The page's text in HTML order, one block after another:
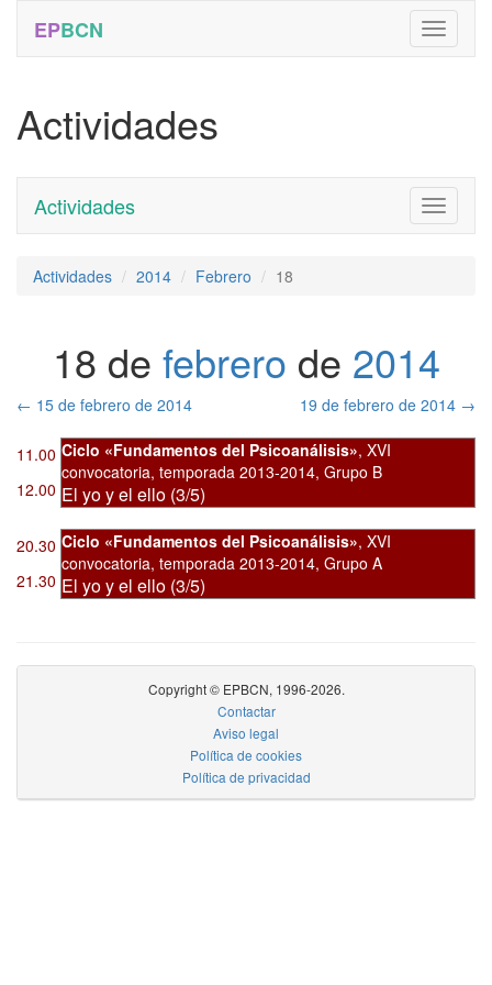
EPBCN
Actividades
Toggle
Actividades
Actividades 2014 Febrero 18
18 de febrero de 2014
← 15 de febrero de 2014 19 de febrero de 2014 →
11.00 Ciclo «Fundamentos del Psicoanálisis», XVI
convocatoria, temporada 2013-2014, Grupo B
El yo y el ello (3/5)
12.00
20.30 Ciclo «Fundamentos del Psicoanálisis», XVI
convocatoria, temporada 2013-2014, Grupo A
El yo y el ello (3/5)
21.30
Copyright © EPBCN, 1996-2026.
Contactar
Aviso legal
Política de cookies
Política de privacidad